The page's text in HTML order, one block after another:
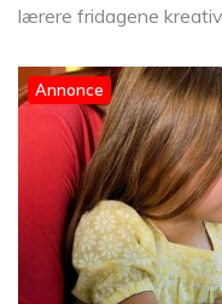
lærere fridagene
Annonce